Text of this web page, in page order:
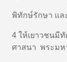
พิทักษ์รักษา แล
4 ให้เยาวชนมี
ศาสนา พระม